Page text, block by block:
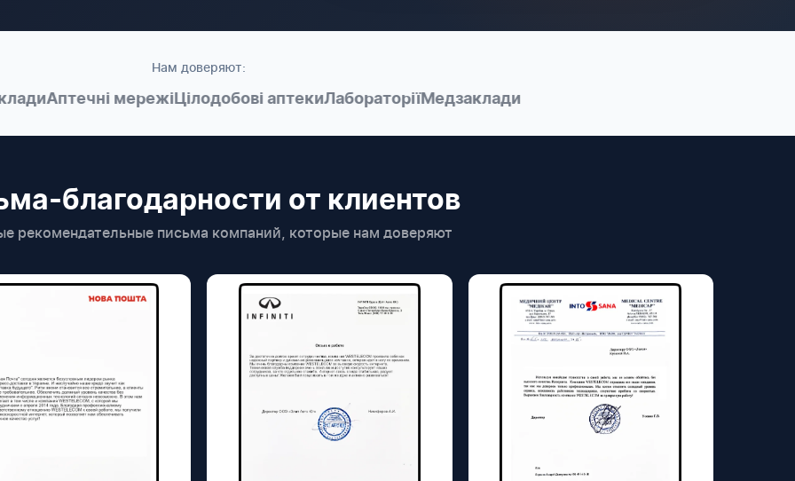
Нам доверяют:
Аптечні мережіЦілодобові аптекиЛабораторіїМедзаклади
благодарности от клиентов
рекомендательные письма компаний, которые нам доверяют